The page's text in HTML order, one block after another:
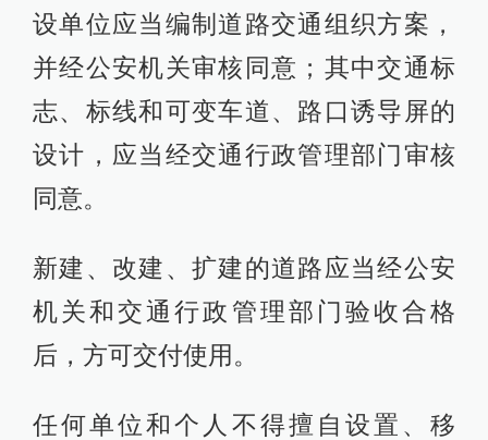
设单位应当编制道路交通组织方案，
并经公安机关审核同意；其中交通标
志、标线和可变车道、路口诱导屏的
设计，应当经交通行政管理部门审核
同意。
新建、改建、扩建的道路应当经公安
机关和交通行政管理部门验收合格
后，方可交付使用。
任何单位和个人不得擅自设置、移